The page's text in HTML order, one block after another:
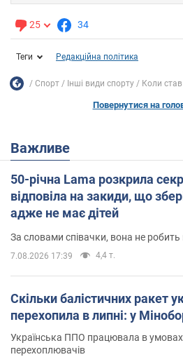
25 34
Теги Редакційна політика
Спорт Інші види спорту Коли став
Повернутися на
Важливе
50-річна Lama розкрила
відповіла на закиди, що
адже не має дітей
За словами співачки, вона не робить
7.08.2026 17:39 4,4 т.
Скільки балістичних ракет
перехопила в липні: у
Українська ППО працювала в умовах
перехоплювачів